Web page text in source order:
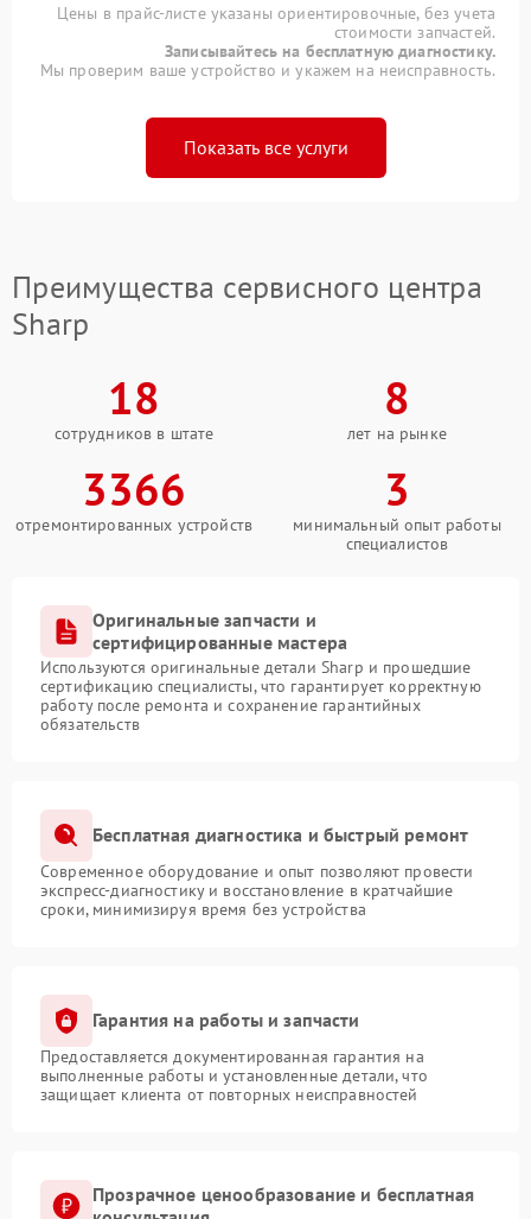
Цены в прайс-листе указаны ориентировочные, без учета
стоимости запчастей.
Записывайтесь на бесплатную диагностику.
Мы проверим ваше устройство и укажем на неисправность.
Показать все услуги
Преимущества сервисного центра
Sharp
18
сотрудников в штате
8
лет на рынке
3366
отремонтированных устройств
3
минимальный опыт работы
специалистов
Оригинальные запчасти и
сертифицированные мастера
Используются оригинальные детали Sharp и прошедшие
сертификацию специалисты, что гарантирует корректную
работу после ремонта и сохранение гарантийных
обязательств
Бесплатная диагностика и быстрый ремонт
Современное оборудование и опыт позволяют провести
экспресс-диагностику и восстановление в кратчайшие
сроки, минимизируя время без устройства
Гарантия на работы и запчасти
Предоставляется документированная гарантия на
выполненные работы и установленные детали, что
защищает клиента от повторных неисправностей
Прозрачное ценообразование и бесплатная